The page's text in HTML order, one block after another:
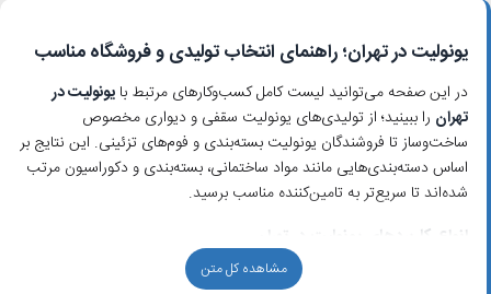
یونولیت در تهران؛ راهنمای انتخاب تولیدی و فروشگاه مناسب
در این صفحه می‌توانید لیست کامل کسب‌وکارهای مرتبط بایونولیت در
تهران را ببینید؛ از تولیدی‌های یونولیت سقفی و دیواری مخصوص
ساخت‌وساز تا فروشندگان یونولیت بسته‌بندی و فوم‌های تزئینی. این نتایج بر
اساس دسته‌بندی‌هایی مانند مواد ساختمانی، بسته‌بندی و دکوراسیون مرتب
شده‌اند تا سریع‌تر به تامین‌کننده مناسب برسید.
انواع کاربردهای یونولیت در تهران
یونولیت ساختمانیدر تهران مربوط به سقف و دیوار است
مشاهده کل متن